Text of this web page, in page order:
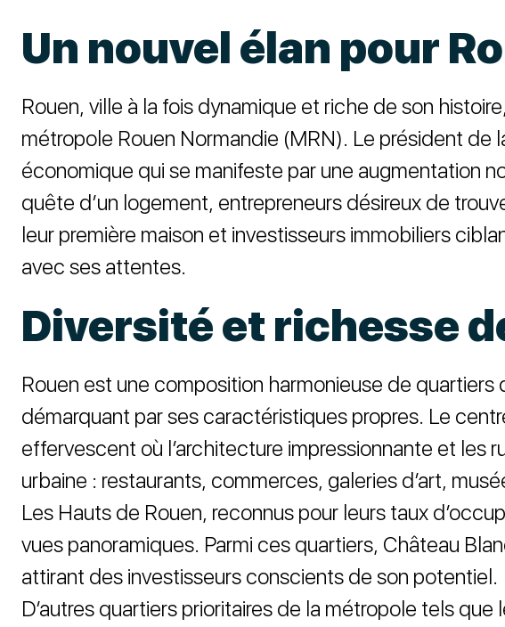
Un nouvel élan pour
Rouen, ville à la fois dynamique et riche de son
métropole Rouen Normandie (MRN). Le président de
économique qui se manifeste par une augmentation
quête d’un logement, entrepreneurs désireux de
leur première maison et investisseurs immobiliers
avec ses attentes.
Diversité et richesse
Rouen est une composition harmonieuse de
démarquant par ses caractéristiques propres. Le
effervescent où l’architecture impressionnante et les
urbaine : restaurants, commerces, galeries d’art,
Les Hauts de Rouen, reconnus pour leurs taux
vues panoramiques. Parmi ces quartiers, Château
attirant des investisseurs conscients de son potentiel.
D’autres quartiers prioritaires de la métropole tels